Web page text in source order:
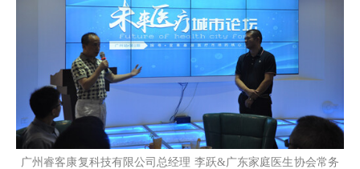
广州睿客康复科技有限公司总经理 李跃&广东家庭医生协会常务